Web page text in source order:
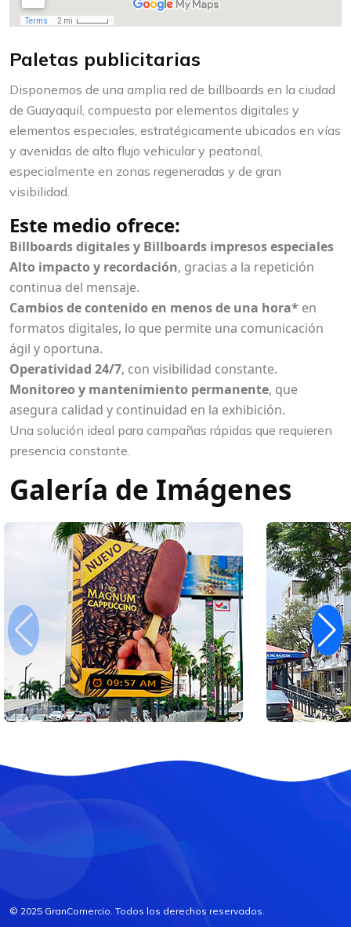
Paletas publicitarias
Disponemos de una amplia red de billboards en la ciudad
de Guayaquil, compuesta por elementos digitales y
elementos especiales, estratégicamente ubicados en vías
y avenidas de alto flujo vehicular y peatonal,
especialmente en zonas regeneradas y de gran
visibilidad.
Este medio ofrece:
Billboards digitales y Billboards impresos especiales
Alto impacto y recordación, gracias a la repetición
continua del mensaje.
Cambios de contenido en menos de una hora* en
formatos digitales, lo que permite una comunicación
ágil y oportuna.
Operatividad 24/7, con visibilidad constante.
Monitoreo y mantenimiento permanente, que
asegura calidad y continuidad en la exhibición.
Una solución ideal para campañas rápidas que requieren
presencia constante.
Galería de Imágenes
© 2025 GranComercio. Todos los derechos reservados.